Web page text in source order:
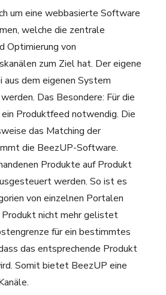
um eine webbasierte Software
welche die zentrale
Optimierung von
zum Ziel hat. Der eigene
dem eigenen System
Das Besondere: Für die
Produktfeed notwendig. Die
das Matching der
die BeezUP-Software.
Produkte auf Produkt
werden. So ist es
von einzelnen Portalen
Produkt nicht mehr gelistet
für ein bestimmtes
das entsprechende Produkt
Somit bietet BeezUP eine